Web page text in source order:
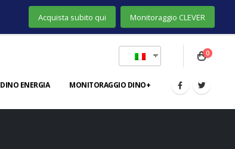
Acquista subito qui Monitoraggio CLEVER
0
DINO ENERGIA MONITORAGGIO DINO+